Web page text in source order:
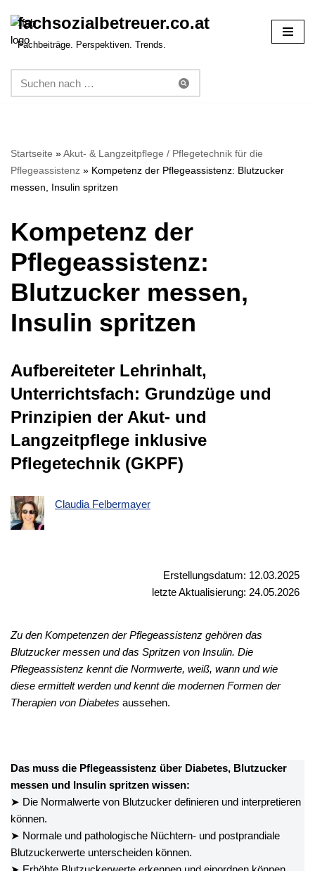
Zum
springen
fachsozialbetreuer.co.at
Fachbeiträge. Perspektiven. Trends.
Startseite »Akut- & Langzeitpflege / Pflegetechnik für die
Pflegeassistenz » Kompetenz der Pflegeassistenz: Blutzucker
messen, Insulin spritzen
Kompetenz der
Pflegeassistenz:
Blutzucker messen,
Insulin spritzen
Aufbereiteter Lehrinhalt,
Unterrichtsfach: Grundzüge und
Prinzipien der Akut- und
Langzeitpflege inklusive
Pflegetechnik (GKPF)
Claudia Felbermayer
Erstellungsdatum: 12.03.2025
letzte Aktualisierung: 24.05.2026
Zu den Kompetenzen der Pflegeassistenz gehören das
Blutzucker messen und das Spritzen von Insulin. Die
Pflegeassistenz kennt die Normwerte, weiß, wann und wie
diese ermittelt werden und kennt die modernen Formen der
Therapien von Diabetes aussehen.
Das muss die Pflegeassistenz über Diabetes, Blutzucker
messen und Insulin spritzen wissen:
➤ Die Normalwerte von Blutzucker definieren und interpretieren
können.
➤ Normale und pathologische Nüchtern- und postprandiale
Blutzuckerwerte unterscheiden können.